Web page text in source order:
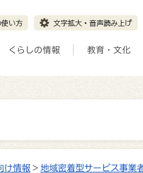
くらしの情報 教育・文化
け情報 > 地域密着型サービス事業